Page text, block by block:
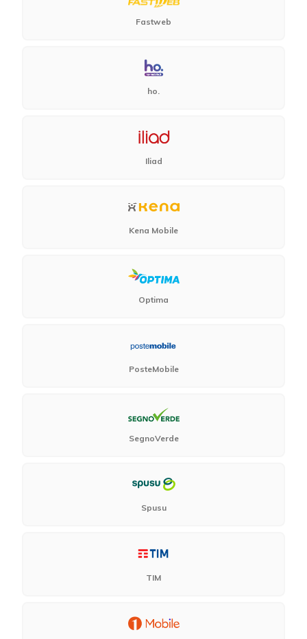
Fastweb
ho.
Iliad
Kena Mobile
Optima
PosteMobile
SegnoVerde
Spusu
TIM